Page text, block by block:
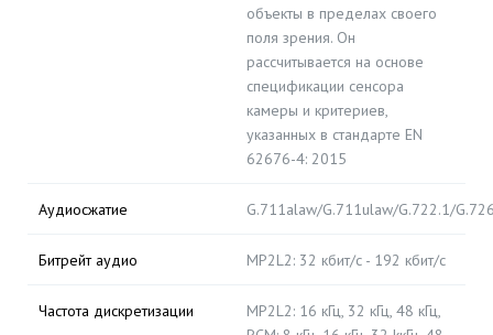
объекты в пределах своего
поля зрения. Он
рассчитывается на основе
спецификации сенсора
камеры и критериев,
указанных в стандарте EN
62676-4: 2015
Аудиосжатие G.711alaw/G.711ulaw/G.722.1/
Битрейт аудио MP2L2: 32 кбит/с - 192 кбит/с
Частота дискретизации
MP2L2: 16 кГц, 32 кГц, 48 кГц,